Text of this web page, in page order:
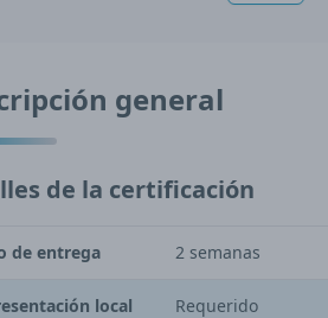
general
de la certificación
de entrega 2 semanas
local Requerido